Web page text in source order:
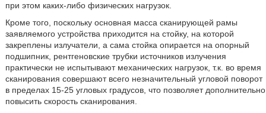
при этом каких-либо физических нагрузок.
Кроме того, поскольку основная масса сканирующей рамы
заявляемого устройства приходится на стойку, на которой
закреплены излучатели, а сама стойка опирается на опорный
подшипник, рентгеновские трубки источников излучения
практически не испытывают механических нагрузок, т.к. во время
сканирования совершают всего незначительный угловой поворот
в пределах 15-25 угловых градусов, что позволяет дополнительно
повысить скорость сканирования.